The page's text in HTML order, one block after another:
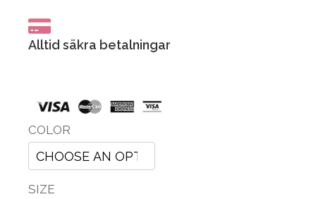
Alltid säkra betalningar
COLOR
SIZE